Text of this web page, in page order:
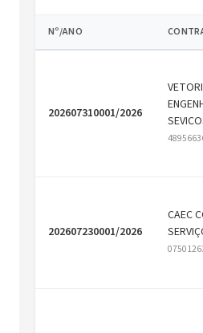
Nº/ANO
202607310001/2026
202607230001/2026
CAEC